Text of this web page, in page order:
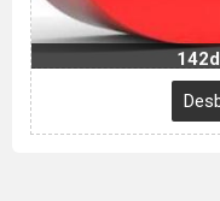
142d